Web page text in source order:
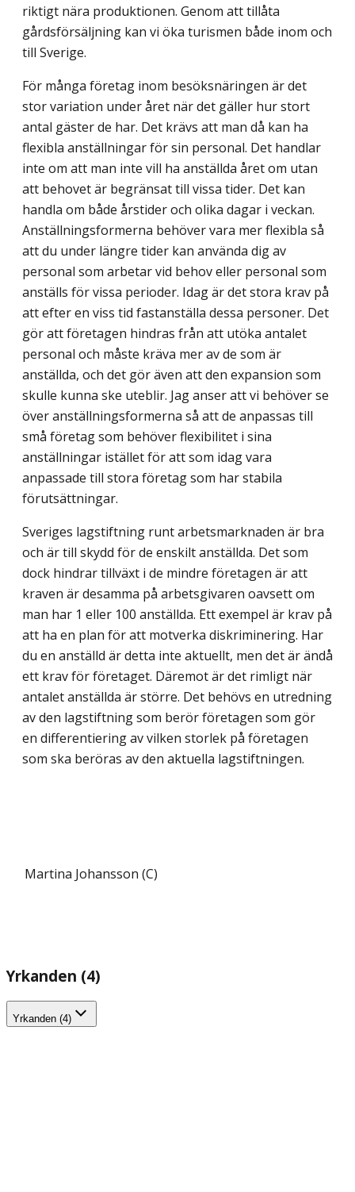
riktigt nära produktionen. Genom att tillåta
gårdsförsäljning kan vi öka turismen både inom och
till Sverige.
För många företag inom besöksnäringen är det
stor variation under året när det gäller hur stort
antal gäster de har. Det krävs att man då kan ha
flexibla anställningar för sin personal. Det handlar
inte om att man inte vill ha anställda året om utan
att behovet är begränsat till vissa tider. Det kan
handla om både årstider och olika dagar i veckan.
Anställningsformerna behöver vara mer flexibla så
att du under längre tider kan använda dig av
personal som arbetar vid behov eller personal som
anställs för vissa perioder. Idag är det stora krav på
att efter en viss tid fastanställa dessa personer. Det
gör att företagen hindras från att utöka antalet
personal och måste kräva mer av de som är
anställda, och det gör även att den expansion som
skulle kunna ske uteblir. Jag anser att vi behöver se
över anställningsformerna så att de anpassas till
små företag som behöver flexibilitet i sina
anställningar istället för att som idag vara
anpassade till stora företag som har stabila
förutsättningar.
Sveriges lagstiftning runt arbetsmarknaden är bra
och är till skydd för de enskilt anställda. Det som
dock hindrar tillväxt i de mindre företagen är att
kraven är desamma på arbetsgivaren oavsett om
man har 1 eller 100 anställda. Ett exempel är krav på
att ha en plan för att motverka diskriminering. Har
du en anställd är detta inte aktuellt, men det är ändå
ett krav för företaget. Däremot är det rimligt när
antalet anställda är större. Det behövs en utredning
av den lagstiftning som berör företagen som gör
en differenti­ering av vilken storlek på företagen
som ska beröras av den aktuella lagstiftningen.
Martina Johansson (C)
Yrkanden (4)
Yrkanden (4)